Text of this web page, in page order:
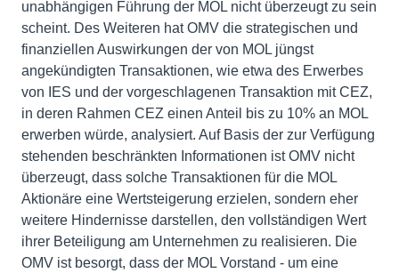
unabhängigen Führung der MOL nicht überzeugt zu sein
scheint. Des Weiteren hat OMV die strategischen und
finanziellen Auswirkungen der von MOL jüngst
angekündigten Transaktionen, wie etwa des Erwerbes
von IES und der vorgeschlagenen Transaktion mit CEZ,
in deren Rahmen CEZ einen Anteil bis zu 10% an MOL
erwerben würde, analysiert. Auf Basis der zur Verfügung
stehenden beschränkten Informationen ist OMV nicht
überzeugt, dass solche Transaktionen für die MOL
Aktionäre eine Wertsteigerung erzielen, sondern eher
weitere Hindernisse darstellen, den vollständigen Wert
ihrer Beteiligung am Unternehmen zu realisieren. Die
OMV ist besorgt, dass der MOL Vorstand - um eine